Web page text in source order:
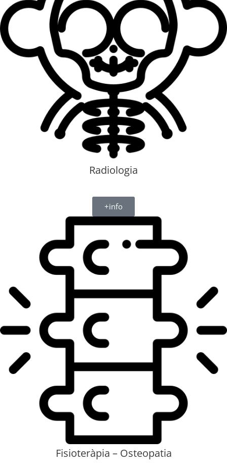
Radiologia​
+info
Fisioteràpia – Osteopatia​